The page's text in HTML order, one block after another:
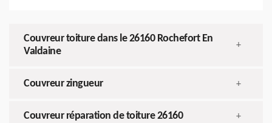
Couvreur toiture dans le 26160 Rochefort En
Valdaine
+
Couvreur zingueur +
Couvreur réparation de toiture 26160 +